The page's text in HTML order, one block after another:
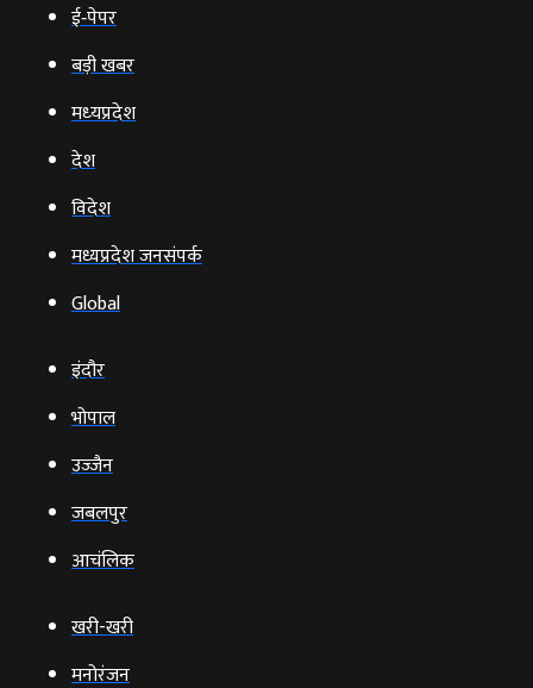
ई‑पेपर
बड़ी खबर
मध्‍यप्रदेश
देश
विदेश
मध्यप्रदेश जनसंपर्क
Global
इंदौर
भोपाल
उज्‍जैन
जबलपुर
आचंलिक
खरी-खरी
मनोरंजन